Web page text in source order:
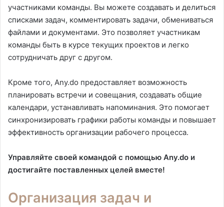
участниками команды. Вы можете создавать и делиться
списками задач, комментировать задачи, обмениваться
файлами и документами. Это позволяет участникам
команды быть в курсе текущих проектов и легко
сотрудничать друг с другом.
Кроме того, Any.do предоставляет возможность
планировать встречи и совещания, создавать общие
календари, устанавливать напоминания. Это помогает
синхронизировать графики работы команды и повышает
эффективность организации рабочего процесса.
Управляйте своей командой с помощью Any.do и
достигайте поставленных целей вместе!
Организация задач и